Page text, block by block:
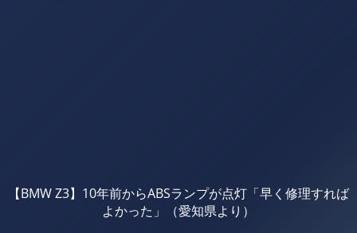
【BMW Z3】10年前からABSランプが点灯「早く修理すれば
よかった」（愛知県より）